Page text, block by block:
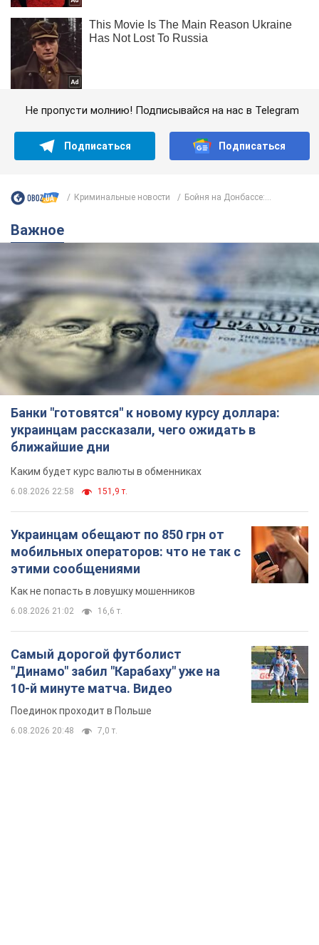
Не пропусти молнию! Подписывайся на нас в Telegram
Подписаться Подписаться
Криминальные новости Бойня на Донбассе:...
Важное
Банки "готовятся" к новому курсу доллара:
украинцам рассказали, чего ожидать в
ближайшие дни
Каким будет курс валюты в обменниках
6.08.2026 22:58 151,9 т.
Украинцам обещают по 850 грн от
мобильных операторов: что не так с
этими сообщениями
Как не попасть в ловушку мошенников
6.08.2026 21:02 16,6 т.
Самый дорогой футболист
"Динамо" забил "Карабаху" уже на
10-й минуте матча. Видео
Поединок проходит в Польше
6.08.2026 20:48 7,0 т.